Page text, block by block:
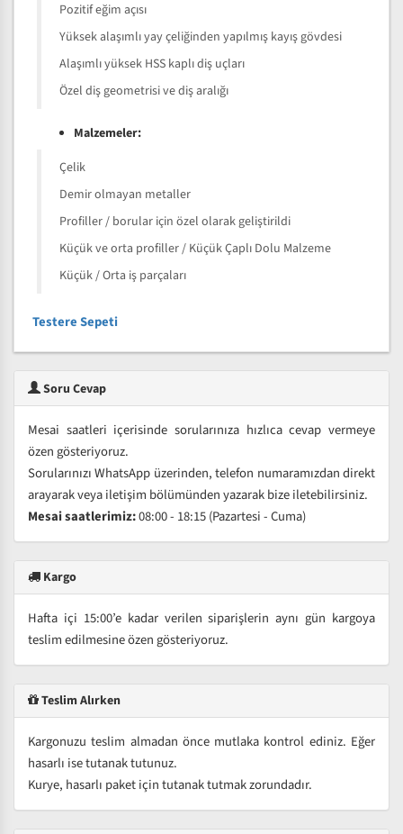
Pozitif eğim açısı
Yüksek alaşımlı yay çeliğinden yapılmış kayış gövdesi
Alaşımlı yüksek HSS kaplı diş uçları
Özel diş geometrisi ve diş aralığı
Malzemeler:
Çelik
Demir olmayan metaller
Profiller / borular için özel olarak geliştirildi
Küçük ve orta profiller / Küçük Çaplı Dolu Malzeme
Küçük / Orta iş parçaları
Testere Sepeti
Soru Cevap
Mesai saatleri içerisinde sorularınıza hızlıca cevap vermeye
özen gösteriyoruz.
Sorularınızı WhatsApp üzerinden, telefon numaramızdan direkt
arayarak veya iletişim bölümünden yazarak bize iletebilirsiniz.
Mesai saatlerimiz:08:00 - 18:15 (Pazartesi - Cuma)
Kargo
Hafta içi 15:00’e kadar verilen siparişlerin aynı gün kargoya
teslim edilmesine özen gösteriyoruz.
Teslim Alırken
Kargonuzu teslim almadan önce mutlaka kontrol ediniz. Eğer
hasarlı ise tutanak tutunuz.
Kurye, hasarlı paket için tutanak tutmak zorundadır.